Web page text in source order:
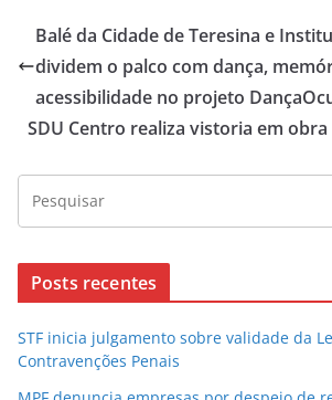
Balé da Cidade de Teresina e
dividem o palco com dança,
acessibilidade no projeto
SDU Centro realiza vistoria em
Posts recentes
STF inicia julgamento sobre validade da
Contravenções Penais